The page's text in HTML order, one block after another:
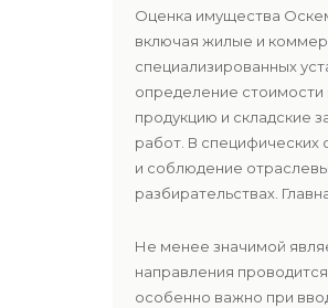
Оценка имущества
включая жилые и
специализированных
определение стоимости
продукцию и складские
работ. В специфических
и соблюдение
разбирательствах.
Не менее значимой
направления проводится
особенно важно при